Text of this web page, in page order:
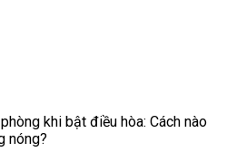
khi bật điều hòa: Cách nào
nóng?